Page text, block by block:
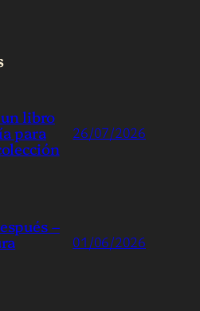
libro
para 26/07/2026
–
01/06/2026